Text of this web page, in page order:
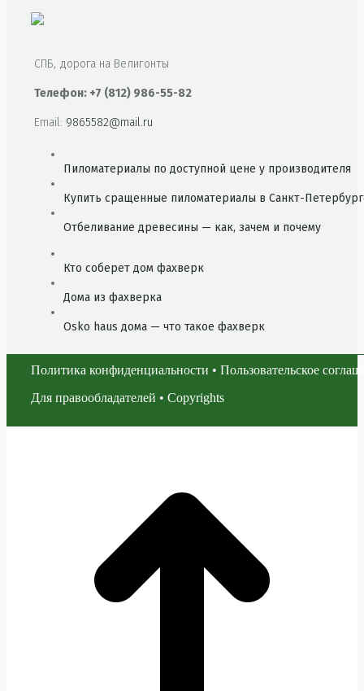
СПБ, дорога на Велигонты
Телефон: +7 (812) 986-55-82
Email: 9865582@mail.ru
Пиломатериалы по доступной цене у производителя
Купить сращенные пиломатериалы в Санкт-
Отбеливание древесины — как, зачем и почему
Кто соберет дом фахверк
Дома из фахверка
Osko haus дома — что такое фахверк
Политика конфиденциальности • Пользовательское
Для правообладателей • Copyrights